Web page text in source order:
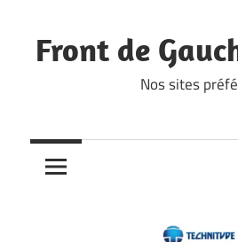
to
content
Front de
Nos sites